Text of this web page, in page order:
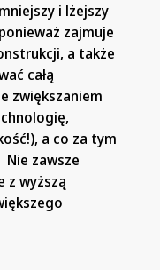
i lżejszy
zajmuje
a także
całą
zwiększaniem
a co za tym
Nie zawsze
z wyższą